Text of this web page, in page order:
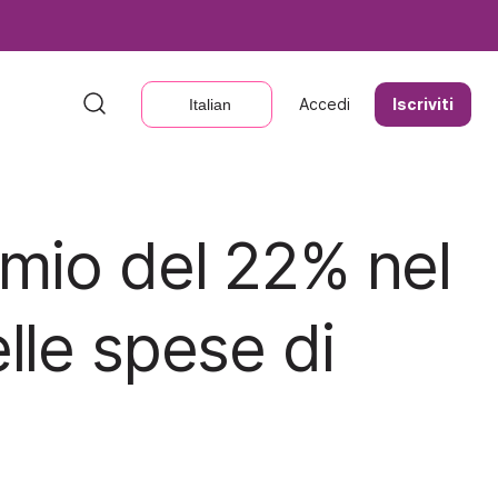
Italian Accedi Iscriviti
Italian Accedi Iscriviti
del 22% nel
spese di